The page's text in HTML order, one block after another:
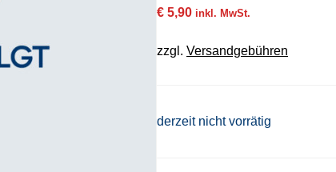
€ 5,90 inkl. MwSt.
zzgl. Versandgebühren
derzeit nicht vorrätig